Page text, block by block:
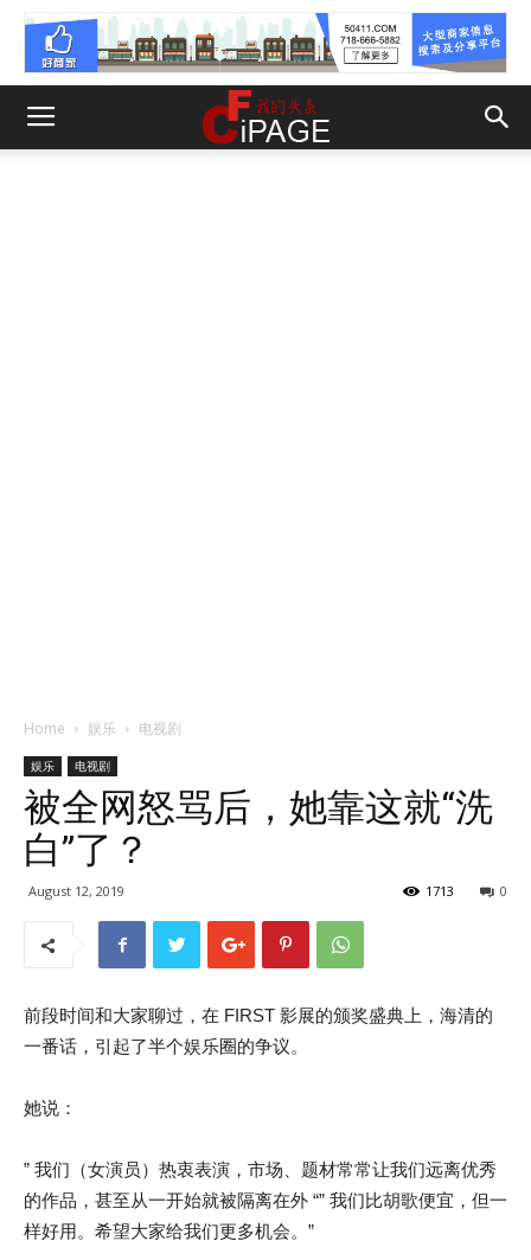
Home 娱乐 电视剧
娱乐 电视剧
被全网怒骂后，她靠这就“洗
白”了？
August 12, 2019 0
1713
前段时间和大家聊过，在 FIRST 影展的颁奖盛典上，海清的
一番话，引起了半个娱乐圈的争议。
她说：
” 我们（女演员）热衷表演，市场、题材常常让我们远离优秀
的作品，甚至从一开始就被隔离在外 “” 我们比胡歌便宜，但一
样好用。希望大家给我们更多机会。”